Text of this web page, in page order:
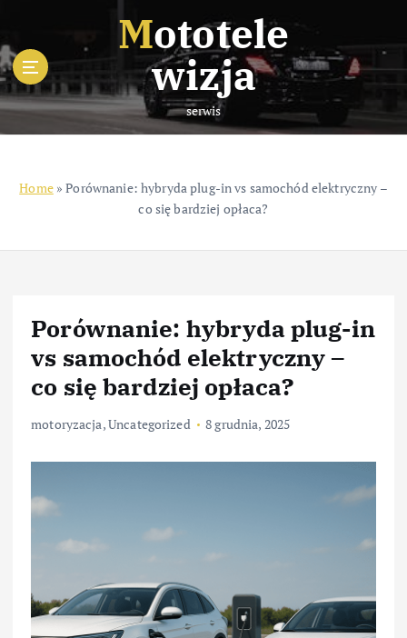
i
p
t
o
c
Mototele
wizja
serwis
Home»Porównanie: hybryda plug-in vs samochód elektryczny –
co się bardziej opłaca?
Porównanie: hybryda plug-in
vs samochód elektryczny –
co się bardziej opłaca?
motoryzacja,Uncategorized 8 grudnia, 2025